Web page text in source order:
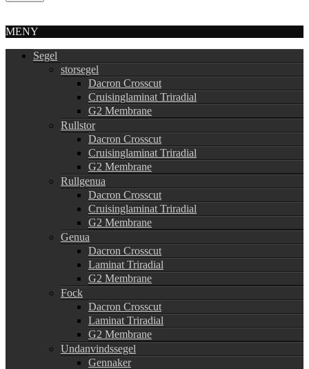
MENY
Segel
storsegel
Dacron Crosscut
Cruisinglaminat Triradial
G2 Membrane
Rullstor
Dacron Crosscut
Cruisinglaminat Triradial
G2 Membrane
Rullgenua
Dacron Crosscut
Cruisinglaminat Triradial
G2 Membrane
Genua
Dacron Crosscut
Laminat Triradial
G2 Membrane
Fock
Dacron Crosscut
Laminat Triradial
G2 Membrane
Undanvindssegel
Gennaker